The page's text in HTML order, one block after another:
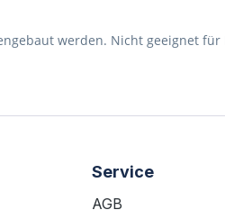
werden. Nicht geeignet für
Service
AGB